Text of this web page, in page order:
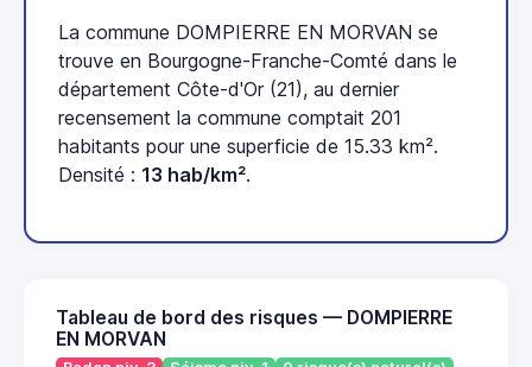
La commune DOMPIERRE EN MORVAN se
trouve en Bourgogne-Franche-Comté dans le
département Côte-d'Or (21), au dernier
recensement la commune comptait 201
habitants pour une superficie de 15.33 km².
Densité : 13 hab/km².
Tableau de bord des risques — DOMPIERRE
EN MORVAN